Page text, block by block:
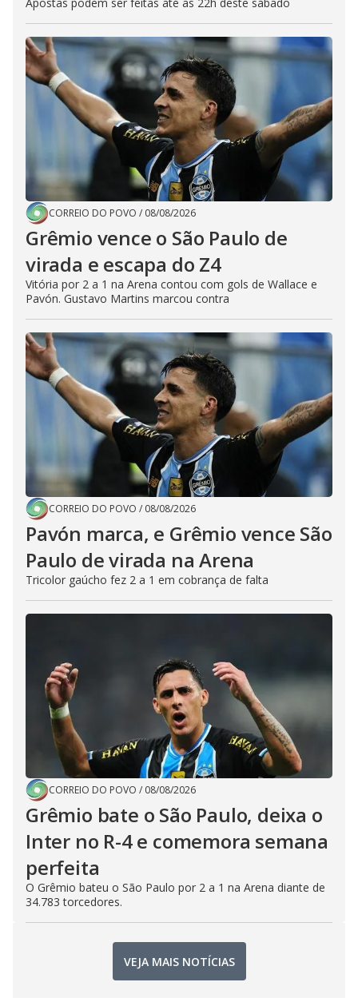
CORREIO DO POVO / 08/08/2026
Grêmio vence o São Paulo de
virada e escapa do Z4
Vitória por 2 a 1 na Arena contou com gols de Wallace e
Pavón. Gustavo Martins marcou contra
CORREIO DO POVO / 08/08/2026
Pavón marca, e Grêmio vence São
Paulo de virada na Arena
Tricolor gaúcho fez 2 a 1 em cobrança de falta
CORREIO DO POVO / 08/08/2026
Grêmio bate o São Paulo, deixa o
Inter no R-4 e comemora semana
perfeita
O Grêmio bateu o São Paulo por 2 a 1 na Arena diante de
34.783 torcedores.
VEJA MAIS NOTÍCIAS